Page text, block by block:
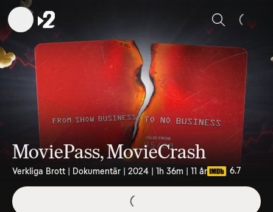
Sök
MoviePass, MovieCrash
Verkliga Brott | Dokumentär | 2024 | 1h 36m | 11 år 6.7